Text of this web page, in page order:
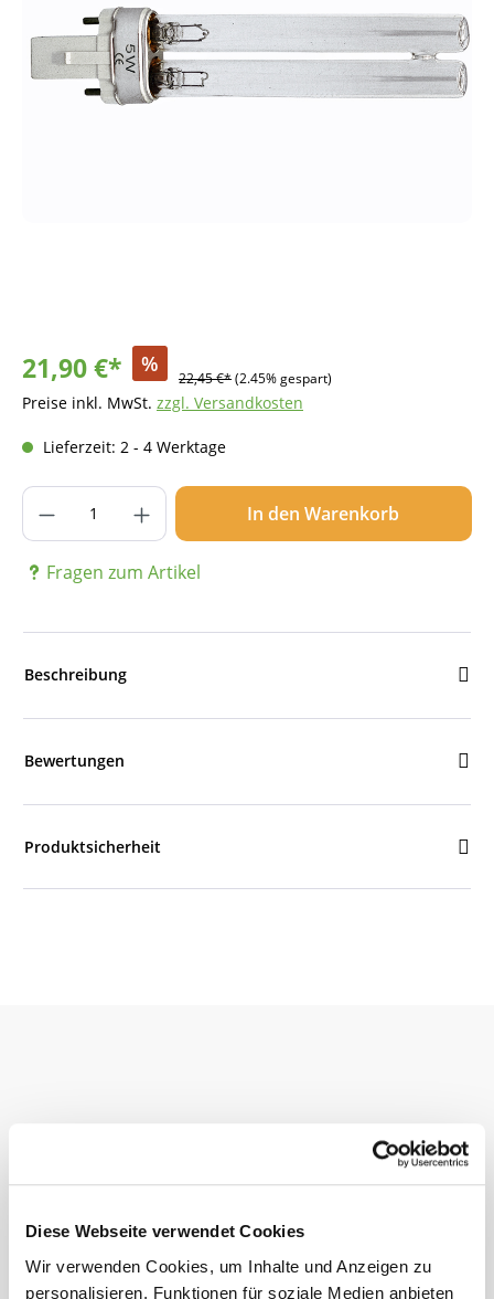
Diese Webseite verwendet Cookies
Wir verwenden Cookies, um Inhalte und Anzeigen zu
personalisieren, Funktionen für soziale Medien anbieten
21,90 €* %
22,45 €*(2.45% gespart)
Preise inkl. MwSt. zzgl. Versandkosten
Lieferzeit: 2 - 4 Werktage
Produkt Anzahl: Gib den gewünschten
In den Warenkorb
Fragen zum Artikel
Beschreibung
Bewertungen
Produktsicherheit
Ähnliche